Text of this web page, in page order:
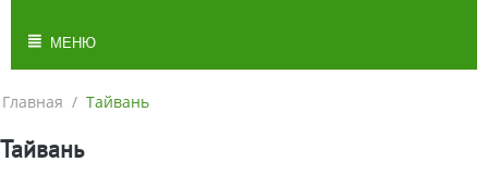
МЕНЮ
Главная / Тайвань
Тайвань